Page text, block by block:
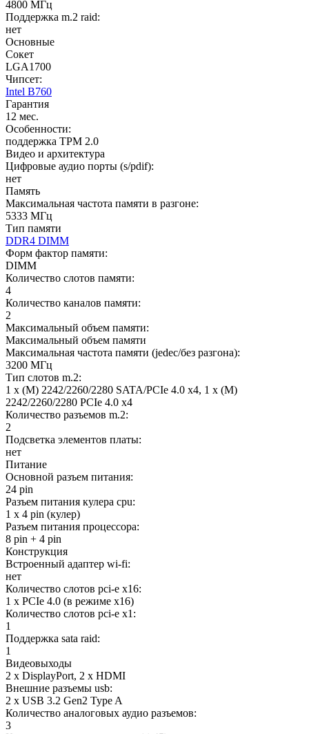
4800 МГц
Поддержка m.2 raid:
нет
Основные
Сокет
LGA1700
Чипсет:
Intel B760
Гарантия
12 мес.
Особенности:
поддержка TPM 2.0
Видео и архитектура
Цифровые аудио порты (s/pdif):
нет
Память
Максимальная частота памяти в разгоне:
5333 МГц
Тип памяти
DDR4 DIMM
Форм фактор памяти:
DIMM
Количество слотов памяти:
4
Количество каналов памяти:
2
Максимальный объем памяти:
Максимальный объем памяти
Максимальная частота памяти (jedec/без разгона):
3200 МГц
Тип слотов m.2:
1 x (M) 2242/2260/2280 SATA/PCIe 4.0 x4, 1 x (M)
2242/2260/2280 PCIe 4.0 x4
Количество разъемов m.2:
2
Подсветка элементов платы:
нет
Питание
Основной разъем питания:
24 pin
Разъем питания кулера cpu:
1 x 4 pin (кулер)
Разъем питания процессора:
8 pin + 4 pin
Конструкция
Встроенный адаптер wi-fi:
нет
Количество слотов pci-e x16:
1 x PCIe 4.0 (в режиме x16)
Количество слотов pci-e x1:
1
Поддержка sata raid:
1
Видеовыходы
2 x DisplayPort, 2 x HDMI
Внешние разъемы usb:
2 x USB 3.2 Gen2 Type A
Количество аналоговых аудио разъемов:
3